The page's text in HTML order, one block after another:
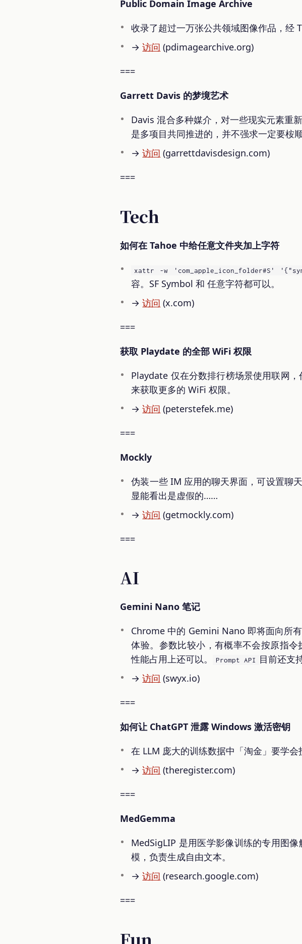
Public Domain Image Archive
收录了超过一万张公共领域图像作品，经
→访问 (pdimagearchive.org)
===
Garrett Davis 的梦境艺术
Davis 混合多种媒介，对一些现实元素重
是多项目共同推进的，并不强求一定要桉
→访问 (garrettdavisdesign.com)
===
Tech
如何在 Tahoe 中给任意文件夹加上字符
xattr -w 'com_apple_icon_folder#S'
容。SF Symbol 和 任意字符都可以。
→访问 (x.com)
===
获取 Playdate 的全部 WiFi 权限
Playdate 仅在分数排行榜场景使用联网
来获取更多的 WiFi 权限。
→访问 (peterstefek.me)
===
Mockly
伪装一些 IM 应用的聊天界面，可设置聊
显能看出是虚假的……
→访问 (getmockly.com)
===
AI
Gemini Nano 笔记
Chrome 中的 Gemini Nano 即将面向所
体验。参数比较小，有概率不会按原指
性能占用上还可以。
Prompt API
目前还支
→访问 (swyx.io)
===
如何让 ChatGPT 泄露 Windows 激活密钥
在 LLM 庞大的训练数据中「淘金」要学会
→访问 (theregister.com)
===
MedGemma
MedSigLIP 是用医学影像训练的专用图
模，负责生成自由文本。
→访问 (research.google.com)
===
Fun